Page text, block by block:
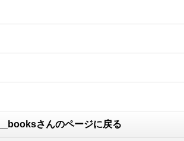
さんのページに戻る